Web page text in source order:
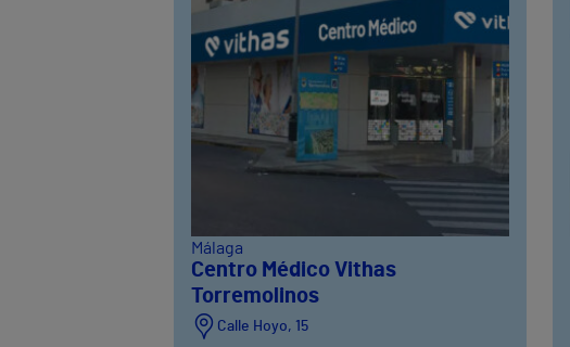
Málaga
Centro Médico Vithas
Torremolinos
Calle Hoyo, 15